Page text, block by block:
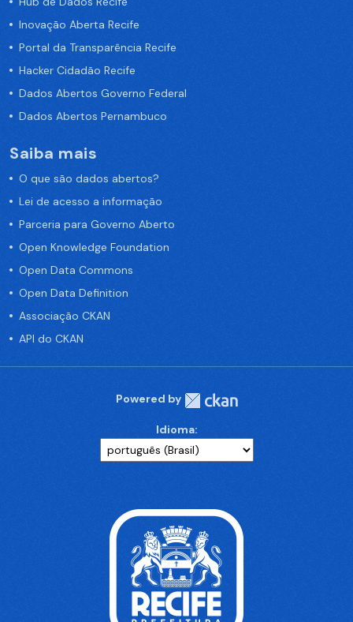
Inovação Aberta Recife
Portal da Transparência Recife
Hacker Cidadão Recife
Dados Abertos Governo Federal
Dados Abertos Pernambuco
Saiba mais
O que são dados abertos?
Lei de acesso a informação
Parceria para Governo Aberto
Open Knowledge Foundation
Open Data Commons
Open Data Definition
Associação CKAN
API do CKAN
Powered by
Idioma